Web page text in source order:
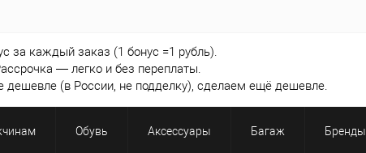
за каждый заказ (1 бонус =1 рубль).
— легко и без переплаты.
(в России, не подделку), сделаем ещё дешевле.
Обувь Аксессуары Багаж Бренды